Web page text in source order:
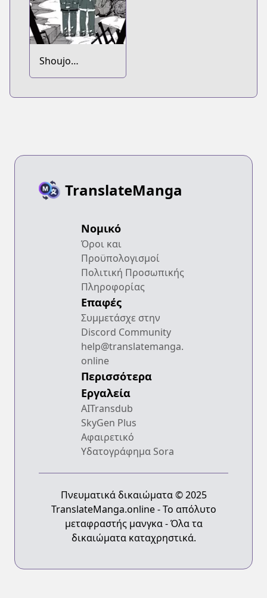
Shoujo
Shuumatsu
TranslateManga
Νομικό
Όροι και
Προϋπολογισμοί
Πολιτική Προσωπικής
Πληροφορίας
Επαφές
Συμμετάσχε στην
Discord Community
help@translatemanga.
online
Περισσότερα
Εργαλεία
AITransdub
SkyGen Plus
Αφαιρετικό
Υδατογράφημα Sora
Πνευματικά δικαιώματα © 2025
TranslateManga.online - Το απόλυτο
μεταφραστής μανγκα - Όλα τα
δικαιώματα καταχρηστικά.